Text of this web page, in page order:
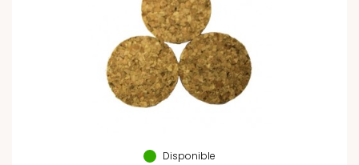
Disponible